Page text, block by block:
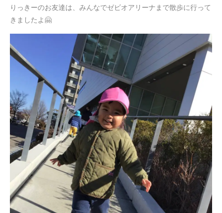
りっきーのお友達は、みんなでゼビオアリーナまで散歩に行って
きましたよ🤗